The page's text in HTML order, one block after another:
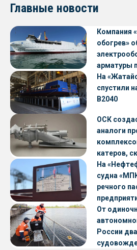
Главные новости
Компания
обогрев»
арматуры
На
спустили
В2040
ОСК
аналоги
катеров,
судов с
На
судна
речного
От
России